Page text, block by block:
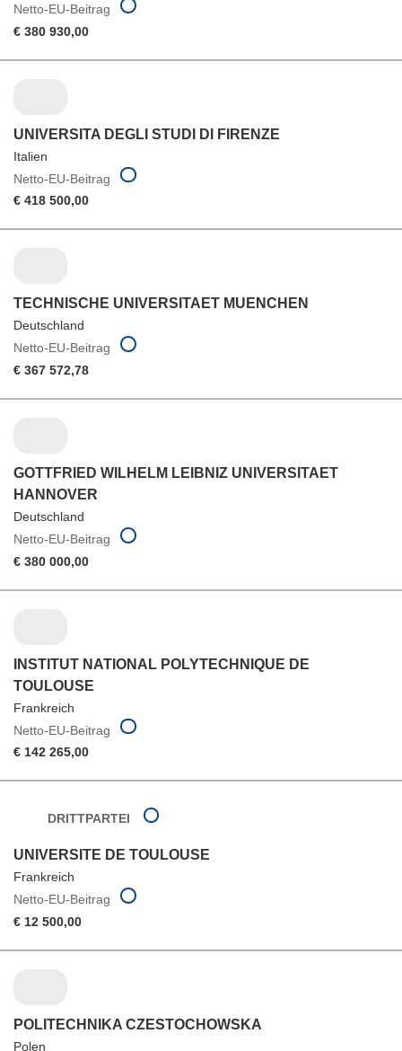
Netto-EU-Beitrag
€ 380 930,00
UNIVERSITA DEGLI STUDI DI FIRENZE
Italien
Netto-EU-Beitrag
€ 418 500,00
TECHNISCHE UNIVERSITAET MUENCHEN
Deutschland
Netto-EU-Beitrag
€ 367 572,78
GOTTFRIED WILHELM LEIBNIZ UNIVERSITAET
HANNOVER
Deutschland
Netto-EU-Beitrag
€ 380 000,00
INSTITUT NATIONAL POLYTECHNIQUE DE
TOULOUSE
Frankreich
Netto-EU-Beitrag
€ 142 265,00
DRITTPARTEI
UNIVERSITE DE TOULOUSE
Frankreich
Netto-EU-Beitrag
€ 12 500,00
POLITECHNIKA CZESTOCHOWSKA
Polen